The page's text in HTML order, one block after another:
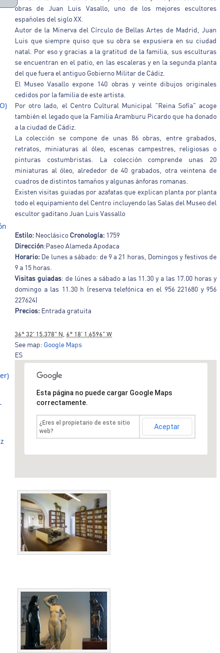
obras de Juan Luis Vasallo, uno de los mejores escultores
españoles del siglo XX.
Autor de la Minerva del Círculo de Bellas Artes de Madrid, Juan
Luis que siempre quiso que su obra se expusiera en su ciudad
natal. Por eso y gracias a la gratitud de la familia, sus esculturas
se encuentran en el patio, en las escaleras y en la segunda planta
del que fuera el antiguo Gobierno Militar de Cádiz.
El Museo Vasallo expone 140 obras y veinte dibujos originales
cedidos por la familia de este artista.
Por otro lado, el Centro Cultural Municipal "Reina Sofía" acoge
también el legado que la Familia Aramburu Picardo que ha donado
a la ciudad de Cádiz.
La colección se compone de unas 86 obras, entre grabados,
retratos, miniaturas al óleo, escenas campestres, religiosas o
pinturas costumbristas. La colección comprende unas 20
miniaturas al óleo, alrededor de 40 grabados, otra veintena de
cuadros de distintos tamaños y algunas ánforas romanas.
Existen visitas guiadas por azafatas que explican planta por planta
todo el equipamiento del Centro incluyendo las Salas del Museo del
escultor gaditano Juan Luis Vassallo
Estilo: Neoclásico Cronología: 1759
Dirección:Paseo Alameda Apodaca
Horario: De lunes a sábado: de 9 a 21 horas, Domingos y festivos de
9 a 15 horas.
Visitas guiadas: de lúnes a sábado a las 11.30 y a las 17.00 horas y
domingo a las 11.30 h (reserva telefónica en el 956 221680 y 956
227624)
Precios: Entrada gratuita
36° 32' 15.378" N 6° 18' 1.6596" W
See map: Google Maps
ES
Esta página no puede cargar Google Maps
correctamente.
¿Eres el propietario de este sitio
web?
Aceptar